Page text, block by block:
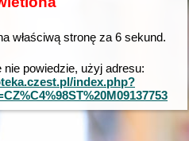
właściwą stronę za 6sekund.
powiedzie, użyj adresu:
index.php?